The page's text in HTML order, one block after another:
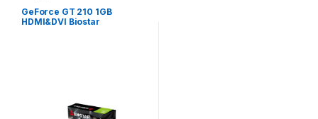
GeForce GT 210 1GB
HDMI&DVI Biostar